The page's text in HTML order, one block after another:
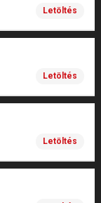
Letöltés
Letöltés
Letöltés